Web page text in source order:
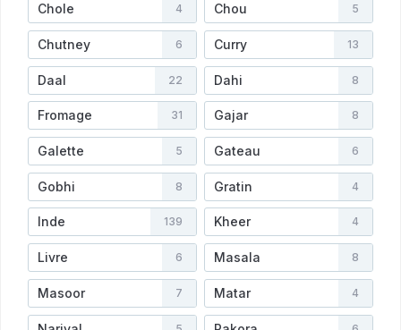
Chole 4 Chou 5
Chutney 6 Curry 13
Daal 22 Dahi 8
Fromage 31 Gajar 8
Galette 5 Gateau 6
Gobhi 8 Gratin 4
Inde 139 Kheer 4
Livre 6 Masala 8
Masoor 7 Matar 4